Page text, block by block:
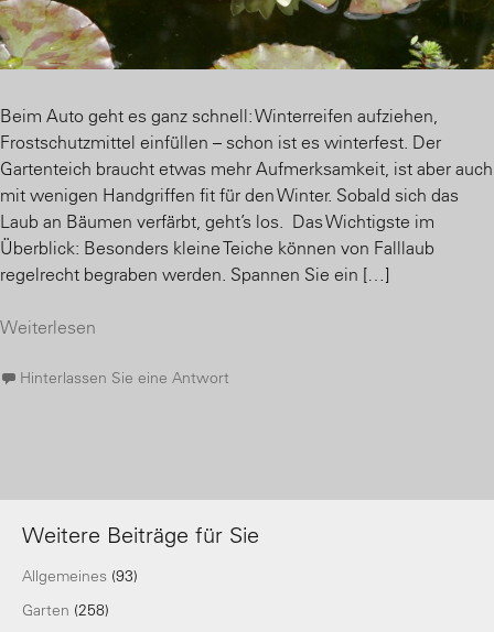
Beim Auto geht es ganz schnell: Winterreifen aufziehen,
Frostschutzmittel einfüllen – schon ist es winterfest. Der
Gartenteich braucht etwas mehr Aufmerksamkeit, ist aber auch
mit wenigen Handgriffen fit für den Winter. Sobald sich das
Laub an Bäumen verfärbt, geht’s los. Das Wichtigste im
Überblick: Besonders kleine Teiche können von Falllaub
regelrecht begraben werden. Spannen Sie ein […]
Weiterlesen
Hinterlassen Sie eine Antwort
Weitere Beiträge für Sie
Allgemeines (93)
Garten (258)